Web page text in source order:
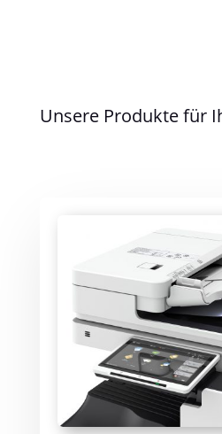
Unsere Produkte für